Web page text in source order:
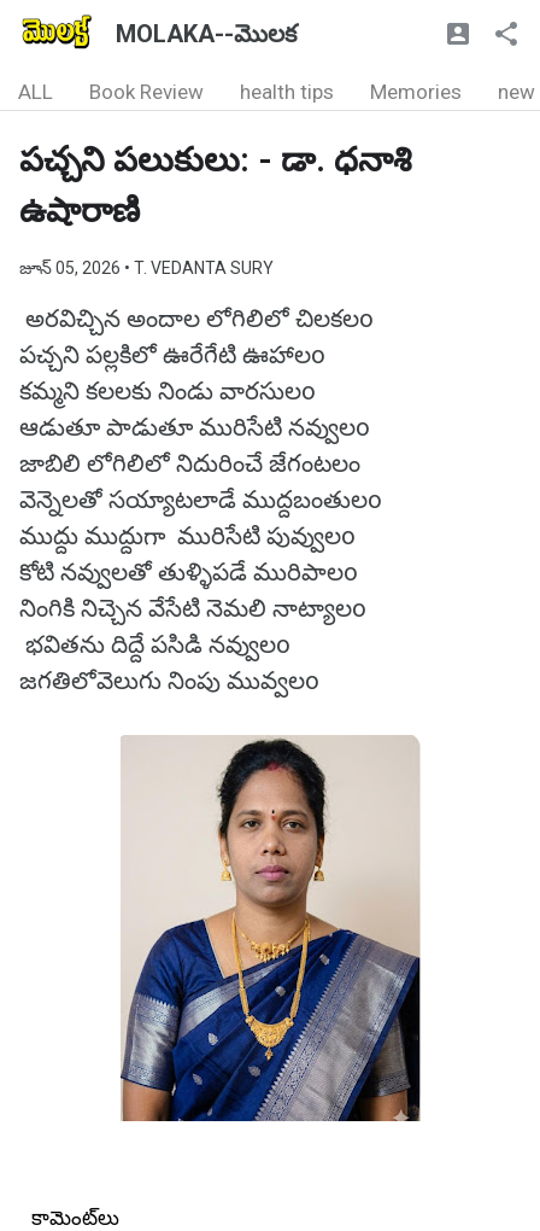
MOLAKA--మొలక
ALL Book Review health tips Memories new
పచ్చని పలుకులు: - డా. ధనాశి
ఉషారాణి
జూన్ 05, 2026 • T. VEDANTA SURY
అరవిచ్చిన అందాల లోగిలిలో చిలకలo
పచ్చని పల్లకిలో ఊరేగేటి ఊహాలo
కమ్మని కలలకు నిండు వారసులo
ఆడుతూ పాడుతూ మురిసేటి నవ్వులo
జాబిలి లోగిలిలో నిదురించే జేగంటలం
వెన్నెలతో సయ్యాటలాడే ముద్దబంతులo
ముద్దు ముద్దుగా మురిసేటి పువ్వులo
కోటి నవ్వులతో తుళ్ళిపడే మురిపాలo
నింగికి నిచ్చెన వేసేటి నెమలి నాట్యాలo
భవితను దిద్దే పసిడి నవ్వులo
జగతిలోవెలుగు నింపు మువ్వలo
కామెంట్‌లు